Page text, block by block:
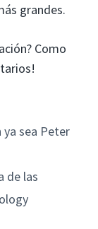
grandes.
Como
ya sea Peter
de las